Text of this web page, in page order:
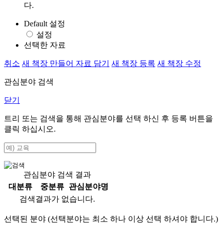
다.
Default 설정
설정
선택한 자료
취소 새 책장 만들어 자료 담기 새 책장 등록 새 책장 수정
관심분야 검색
닫기
트리 또는 검색을 통해 관심분야를 선택 하신 후 등록 버튼을
클릭 하십시오.
관심분야 검색 결과
대분류
중분류
관심분야명
검색결과가 없습니다.
선택된 분야 (선택분야는 최소 하나 이상 선택 하셔야 합니다.)